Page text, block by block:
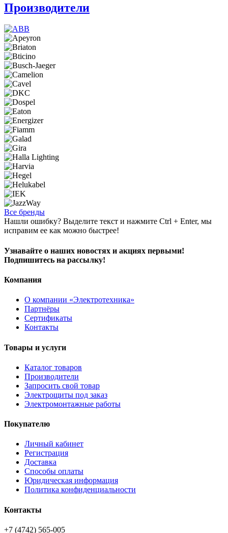
Производители
Все бренды
Нашли ошибку? Выделите текст и нажмите Ctrl + Enter, мы
исправим ее как можно быстрее!
Узнавайте о наших новостях и акциях первыми!
Подпишитесь на рассылку!
Компания
О компании «Электротехника»
Партнёры
Сертификаты
Контакты
Товары и услуги
Каталог товаров
Производители
Запросить свой товар
Электрощиты под заказ
Электромонтажные работы
Покупателю
Личный кабинет
Регистрация
Доставка
Способы оплаты
Юридическая информация
Политика конфиденциальности
Контакты
+7 (4742) 565-005